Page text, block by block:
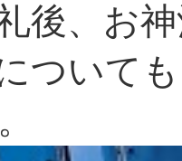
後、お
ついて